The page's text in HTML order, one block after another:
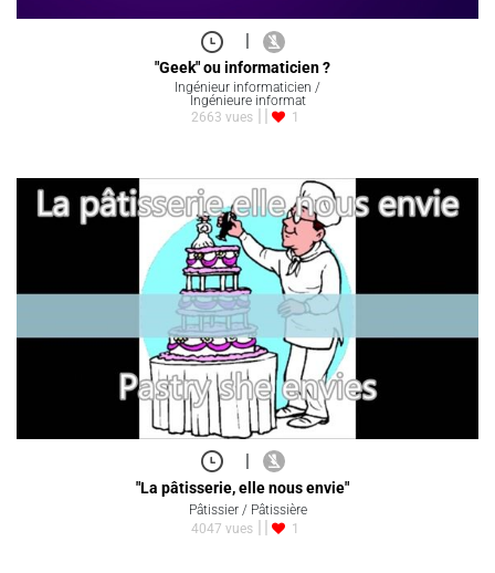
"Geek" ou informaticien ?
Ingénieur informaticien /
Ingénieure informat
2663 vues
1
|
"La pâtisserie, elle nous envie"
Pâtissier / Pâtissière
4047 vues
1